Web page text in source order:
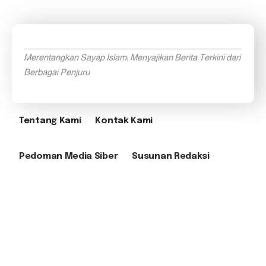
Merentangkan Sayap Islam: Menyajikan Berita Terkini dari
Berbagai Penjuru
Tentang Kami Kontak Kami
Pedoman Media Siber Susunan Redaksi